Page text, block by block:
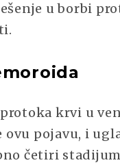
u borbi
krvi u
pojavu, i
četiri